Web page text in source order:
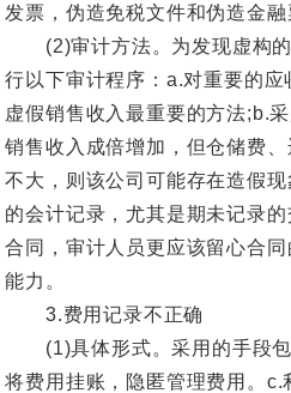
发票，伪造免税文件和伪造金融
(2)审计方法。为发现虚构的
行以下审计程序：a.对重要的应
虚假销售收入最重要的方法;b.
销售收入成倍增加，但仓储费
不大，则该公司可能存在造假
的会计记录，尤其是期未记录
合同，审计人员更应该留心合
能力。
3.费用记录不正确
(1)具体形式。采用的手段包
将费用挂账，隐匿管理费用。